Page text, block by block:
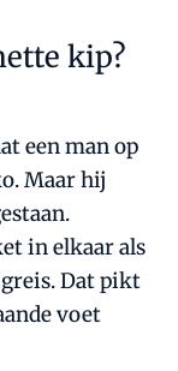
kip?
een man op
Maar hij
in elkaar als
Dat pikt
voet